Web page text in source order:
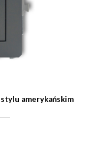
amerykańskim